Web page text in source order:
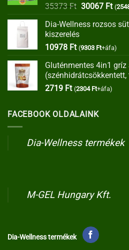
Értékelés:
35373Ft Original
was:
30067 Ft
is:
(
Dia-Wellness rozsos
kiszerelés
10978 Ft (9303 Ft+áfa)
Gluténmentes 4in1 gríz
2719 Ft (2304 Ft+áfa)
FACEBOOK OLDALAINK
Dia-Wellness termékek
M-GEL Hungary Kft.
Dia-Wellness termékek